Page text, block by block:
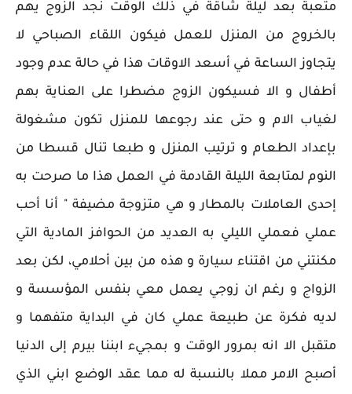
متعبة بعد ليلة شاقة في ذلك الوقت نجد الزوج يهم
بالخروج من المنزل للعمل فيكون اللقاء الصباحي لا
يتجاوز الساعة في أسعد الاوقات هذا في حالة عدم وجود
أطفال و الا فسيكون الزوج مضطرا على العناية بهم
لغياب الام و حتى عند رجوعها للمنزل تكون مشغولة
بإعداد الطعام و ترتيب المنزل و طبعا تنال قسطا من
النوم لمتابعة الليلة القادمة في العمل هذا ما صرحت به
إحدى العاملات بالمطار و هي متزوجة مضيفة " أنا أحب
عملي فعملي الليلي به العديد من الحوافز المادية التي
مكنتني من اقتناء سيارة و هذه من بين أحلامي، لكن بعد
الزواج و رغم ان زوجي يعمل معي بنفس المؤسسة و
لديه فكرة عن طبيعة عملي كان في البداية متفهما و
متقبل الا انه بمرور الوقت و بمجيء ابننا بيرم إلى الدنيا
أصبح الامر مملا بالنسبة له مما عقد الوضع ابني الذي